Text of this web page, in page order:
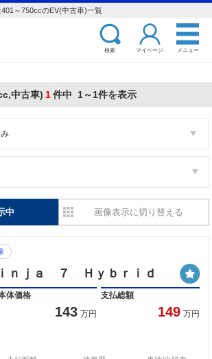
～750ccのEV(中古車)一覧
検索 マイページ メニュー
中古車) 1件中 1～1件を表示
中 画像表示に切り替える
ｎｊａ ７ Ｈｙｂｒｉｄ
体価格
143 万円
支払総額
149 万円